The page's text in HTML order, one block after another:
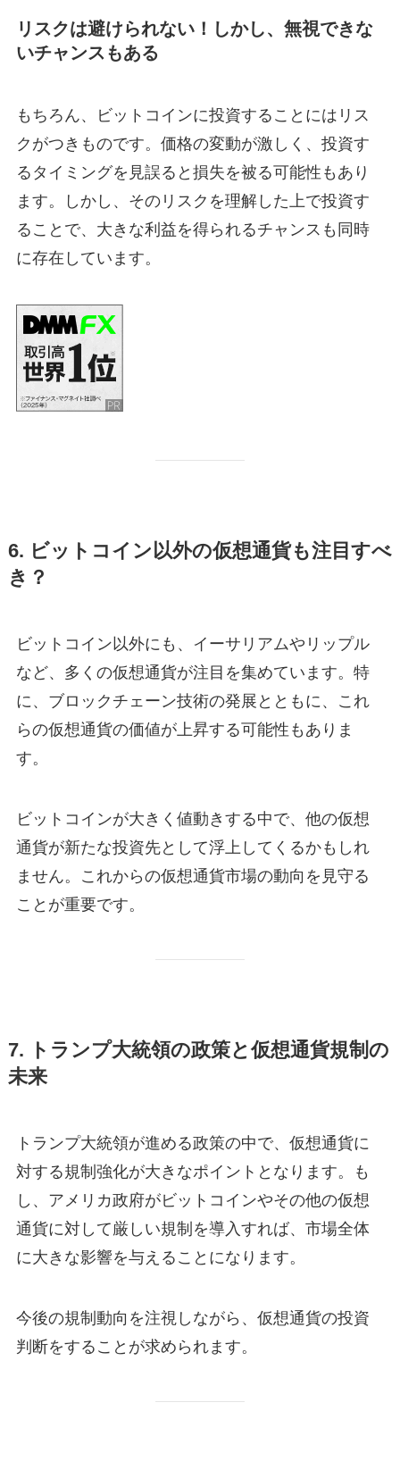
リスクは避けられない！しかし、無視できな
いチャンスもある
もちろん、ビットコインに投資することにはリス
クがつきものです。価格の変動が激しく、投資す
るタイミングを見誤ると損失を被る可能性もあり
ます。しかし、そのリスクを理解した上で投資す
ることで、大きな利益を得られるチャンスも同時
に存在しています。
6. ビットコイン以外の仮想通貨も注目すべ
き？
ビットコイン以外にも、イーサリアムやリップル
など、多くの仮想通貨が注目を集めています。特
に、ブロックチェーン技術の発展とともに、これ
らの仮想通貨の価値が上昇する可能性もありま
す。
ビットコインが大きく値動きする中で、他の仮想
通貨が新たな投資先として浮上してくるかもしれ
ません。これからの仮想通貨市場の動向を見守る
ことが重要です。
7. トランプ大統領の政策と仮想通貨規制の
未来
トランプ大統領が進める政策の中で、仮想通貨に
対する規制強化が大きなポイントとなります。も
し、アメリカ政府がビットコインやその他の仮想
通貨に対して厳しい規制を導入すれば、市場全体
に大きな影響を与えることになります。
今後の規制動向を注視しながら、仮想通貨の投資
判断をすることが求められます。